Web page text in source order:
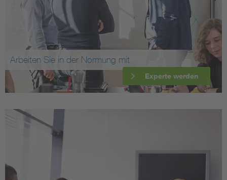
Arbeiten Sie in der Normung mit
Experte werden